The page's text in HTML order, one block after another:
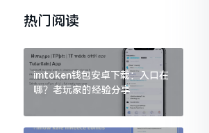
热门阅读
imtoken钱包安卓下载：入口在
哪？老玩家的经验分享